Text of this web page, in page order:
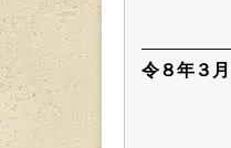
令８年３月